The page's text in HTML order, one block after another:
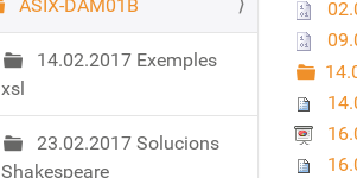
ASIX-DAM01B
14.02.2017 Exemples
xsl
23.02.2017 Solucions
Shakespeare